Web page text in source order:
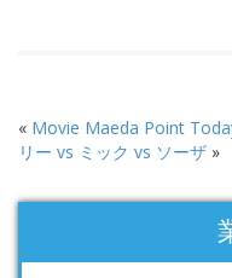
« Movie Maeda Point
リー vs ミック vs ソーザ »